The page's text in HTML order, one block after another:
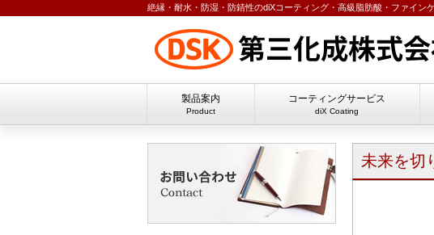
絶縁・耐水・防湿・防錆性のdiXコーティング・高級脂肪酸・ファイン
製品案内
Product
コーティングサービス
diX Coating
未来を切